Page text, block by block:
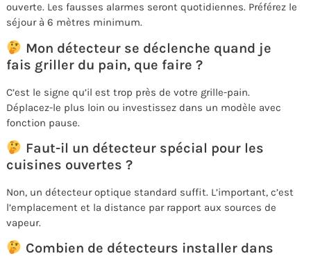
ouverte. Les fausses alarmes seront quotidiennes. Préférez le
séjour à 6 mètres minimum.
Mon détecteur se déclenche quand je
fais griller du pain, que faire ?
C’est le signe qu’il est trop près de votre grille-pain.
Déplacez-le plus loin ou investissez dans un modèle avec
fonction pause.
Faut-il un détecteur spécial pour les
cuisines ouvertes ?
Non, un détecteur optique standard suffit. L’important, c’est
l’emplacement et la distance par rapport aux sources de
vapeur.
Combien de détecteurs installer dans